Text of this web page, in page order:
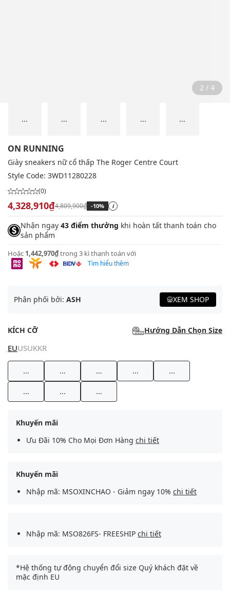
2 / 4
... ... ... ... ...
ON RUNNING
Giày sneakers nữ cổ thấp The Roger Centre Court
Style Code: 3WD11280228
(0)
4,328,910₫4,809,900₫ -10% i
Nhận ngay 43 điểm thưởng khi hoàn tất thanh toán cho
sản phẩm
Hoặc 1,442,970₫trong 3 kì thanh toán với
Tìm hiểu thêm
Phân phối bởi: ASH XEM SHOP
KÍCH CỠ Hướng Dẫn Chọn Size
EUUSUKKR
... ... ... ... ...
... ... ...
Khuyến mãi
Ưu Đãi 10% Cho Mọi Đơn Hàng chi tiết
Khuyến mãi
Nhập mã: MSOXINCHAO - Giảm ngay 10% chi tiết
Nhập mã: MSO826FS- FREESHIP chi tiết
*Hệ thống tự động chuyển đổi size Quý khách đặt về
mặc định EU